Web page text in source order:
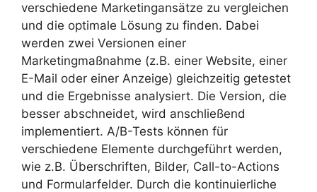
verschiedene Marketingansätze zu vergleichen
und die optimale Lösung zu finden. Dabei
werden zwei Versionen einer
Marketingmaßnahme (z.B. einer Website, einer
E-Mail oder einer Anzeige) gleichzeitig getestet
und die Ergebnisse analysiert. Die Version, die
besser abschneidet, wird anschließend
implementiert. A/B-Tests können für
verschiedene Elemente durchgeführt werden,
wie z.B. Überschriften, Bilder, Call-to-Actions
und Formularfelder. Durch die kontinuierliche